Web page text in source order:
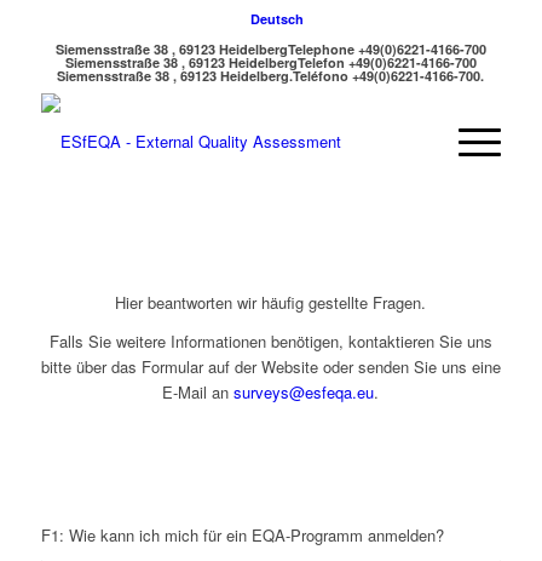
Deutsch
Siemensstraße 38 , 69123 HeidelbergTelephone +49(0)6221-4166-700
Siemensstraße 38 , 69123 HeidelbergTelefon +49(0)6221-4166-700
Siemensstraße 38 , 69123 Heidelberg.Teléfono +49(0)6221-4166-700.
Hier beantworten wir häufig gestellte Fragen.
Falls Sie weitere Informationen benötigen, kontaktieren Sie uns
bitte über das Formular auf der Website oder senden Sie uns eine
E-Mail ansurveys@esfeqa.eu.
F1: Wie kann ich mich für ein EQA-Programm anmelden?